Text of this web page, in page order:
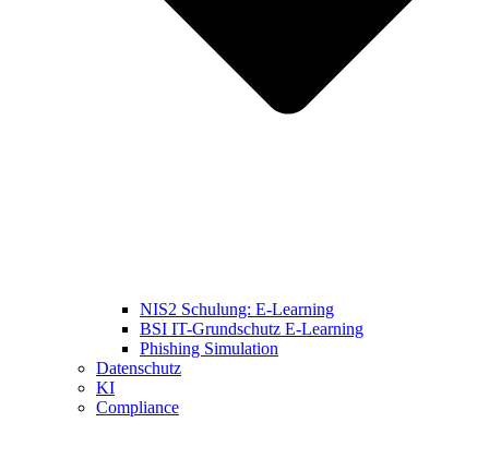
NIS2 Schulung: E-Learning
BSI IT-Grundschutz E-Learning
Phishing Simulation
Datenschutz
KI
Compliance